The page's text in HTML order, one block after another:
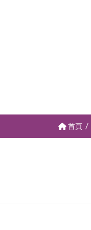
首頁